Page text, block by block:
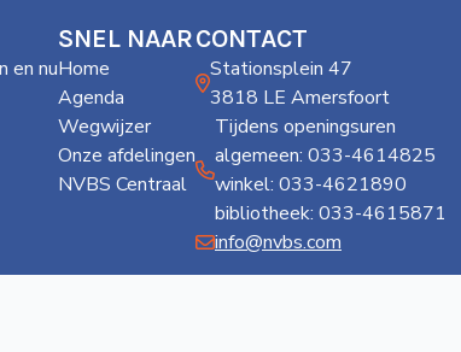
en nu
SNEL NAAR
Home
Agenda
Wegwijzer
Onze afdelingen
NVBS Centraal
CONTACT
Stationsplein 47
3818 LE Amersfoort
Tijdens openingsuren
algemeen: 033-4614825
winkel: 033-4621890
bibliotheek: 033-4615871
info@nvbs.com